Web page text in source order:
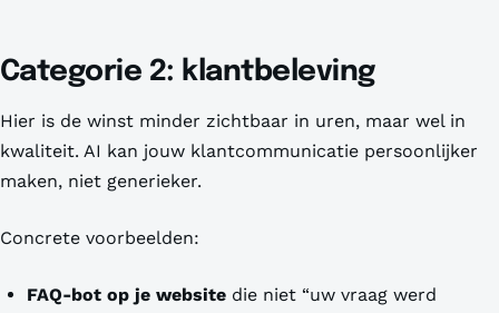
Categorie 2: klantbeleving
Hier is de winst minder zichtbaar in uren, maar wel in
kwaliteit. AI kan jouw klantcommunicatie persoonlijker
maken, niet generieker.
Concrete voorbeelden:
FAQ-bot op je website die niet “uw vraag werd